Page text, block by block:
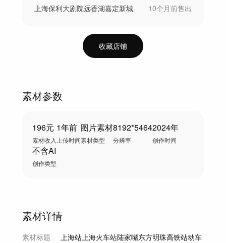
上海保利大剧院远香湖嘉定新城 10个月前售出
收藏店铺
素材参数
196元
素材收入
1年前
上传时间
图片素材
素材类型
8192*5464
分辨率
2024年
创作时间
不含AI
创作类型
素材详情
素材标题
上海站上海火车站陆家嘴东方明珠高铁站动车